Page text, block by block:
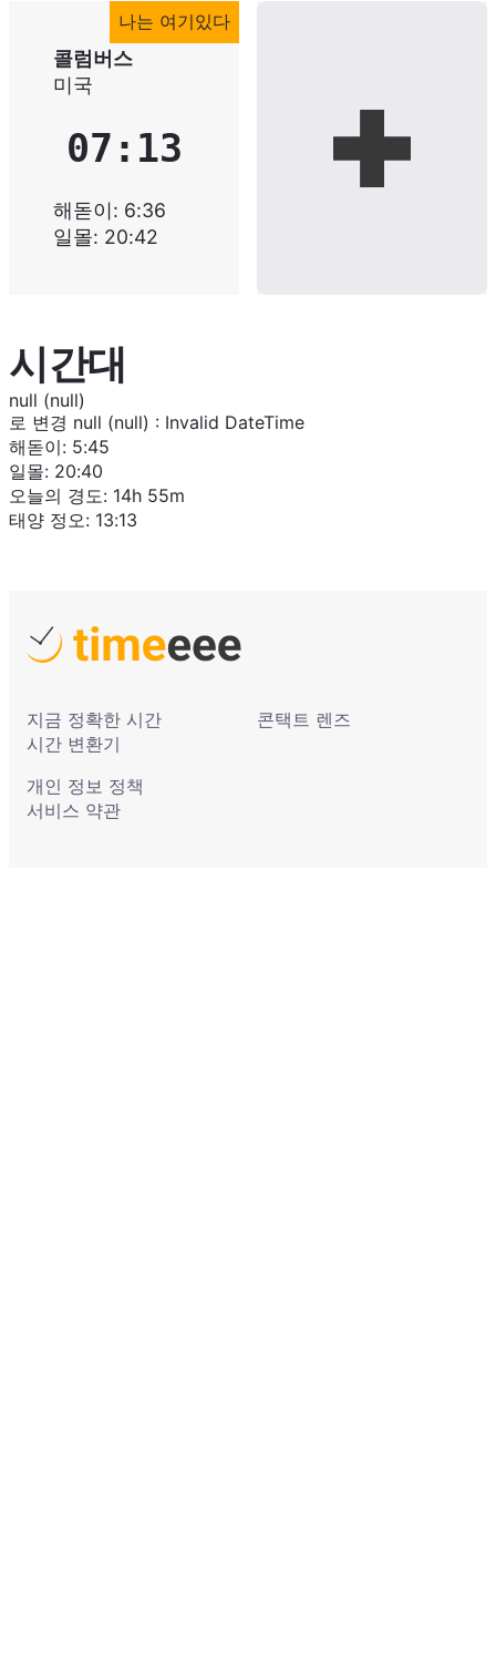
나는 여기있다
콜럼버스
미국
07:13
해돋이: 6:36
일몰: 20:42
시간대
null (null)
로 변경 null (null) : Invalid DateTime
해돋이: 5:45
일몰: 20:40
오늘의 경도: 14h 55m
태양 정오: 13:13
지금 정확한 시간
시간 변환기
콘택트 렌즈
개인 정보 정책
서비스 약관